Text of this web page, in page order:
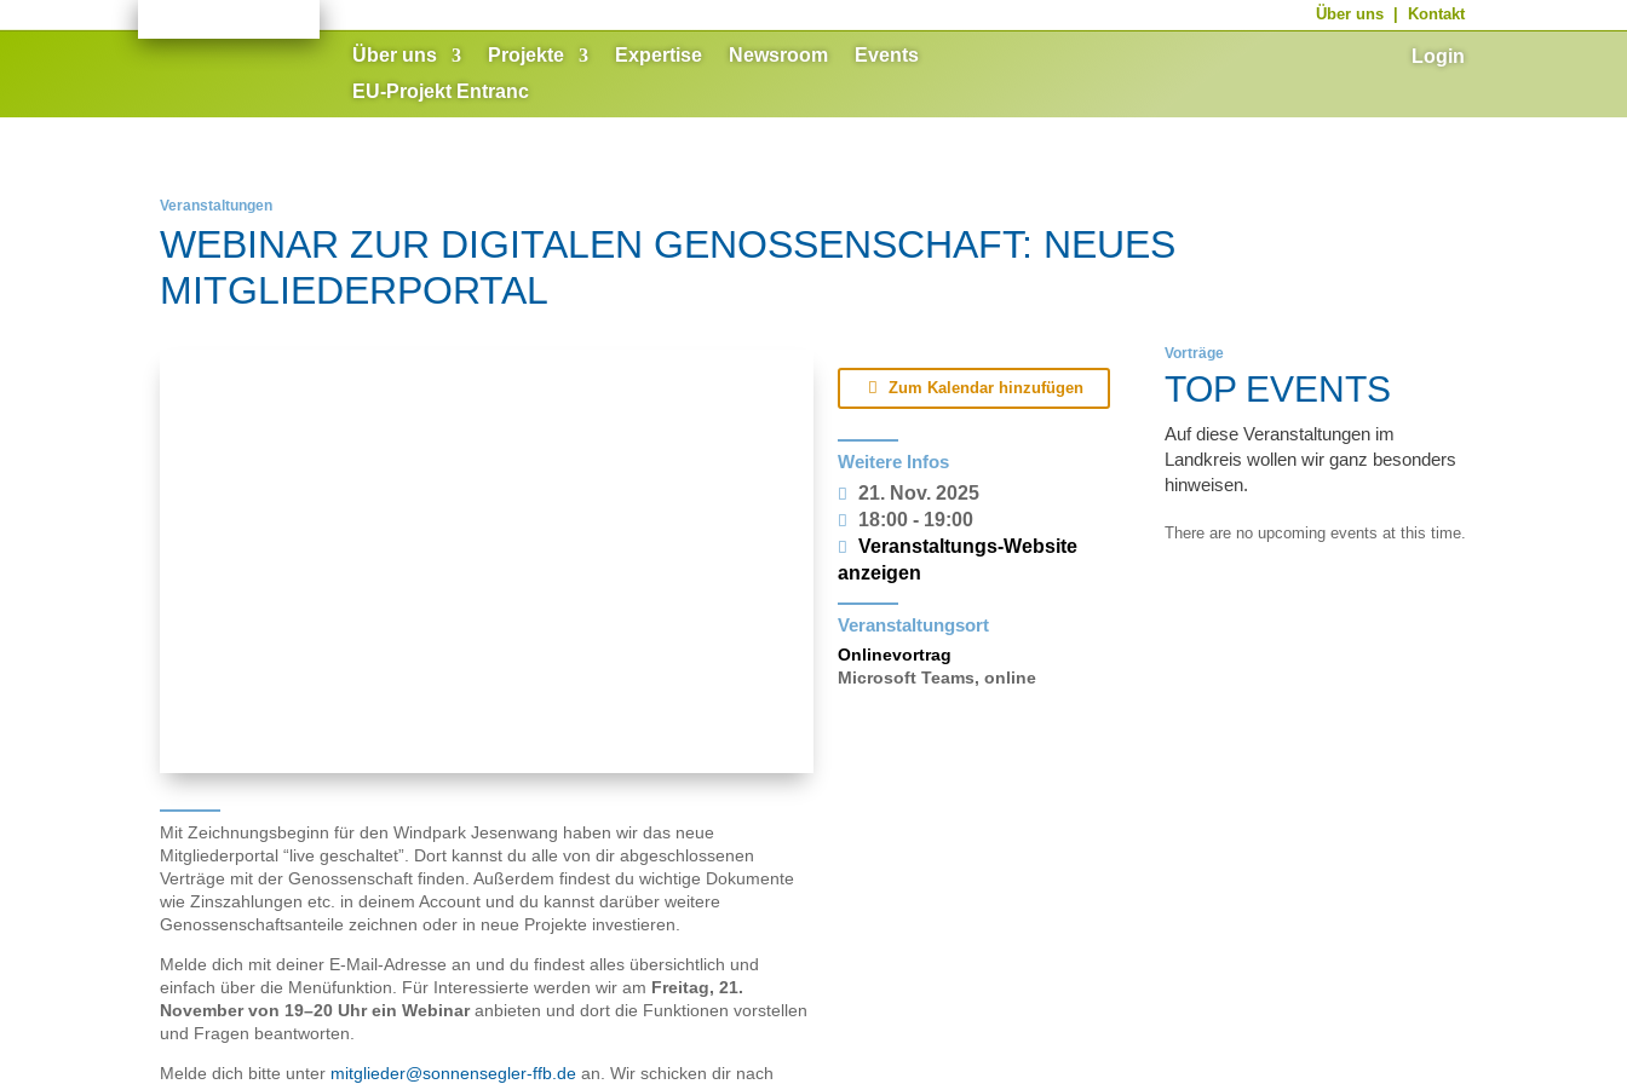
Über uns| Kontakt
Über uns Projekte Expertise Newsroom
Events
EU-Projekt Entranc
Login
Veranstaltungen
WEBINAR ZUR DIGITALEN GENOSSENSCHAFT: NEUES
MITGLIEDERPORTAL
Mit Zeichnungsbeginn für den Windpark Jesenwang haben wir das neue
Mitgliederportal “live geschaltet”. Dort kannst du alle von dir abgeschlossenen
Verträge mit der Genossenschaft finden. Außerdem findest du wichtige Dokumente
wie Zinszahlungen etc. in deinem Account und du kannst darüber weitere
Genossenschaftsanteile zeichnen oder in neue Projekte investieren.
Melde dich mit deiner E-Mail-Adresse an und du findest alles übersichtlich und
einfach über die Menüfunktion. Für Interessierte werden wir am Freitag, 21.
November von 19–20 Uhr ein Webinaranbieten und dort die Funktionen vorstellen
und Fragen beantworten.
Melde dich bitte unter mitglieder@sonnensegler-ffb.de an. Wir schicken dir nach
Zum Kalendar hinzufügen
Weitere Infos
21. Nov. 2025
18:00 - 19:00
Veranstaltungs-Website
anzeigen
Veranstaltungsort
Onlinevortrag
Microsoft Teams, online
Vorträge
TOP EVENTS
Auf diese Veranstaltungen im
Landkreis wollen wir ganz besonders
hinweisen.
There are no upcoming events at this time.